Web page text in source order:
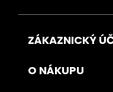
ZÁKAZNICKÝ
O NÁKUPU